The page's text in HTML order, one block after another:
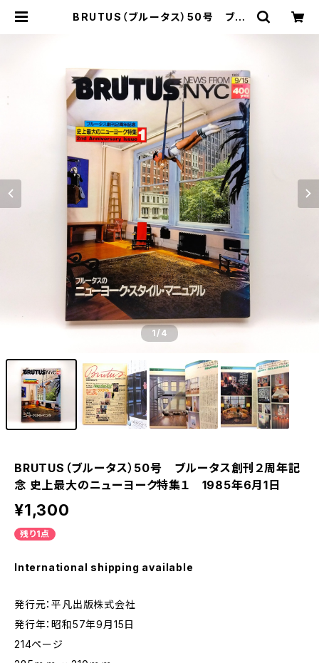
BRUTUS（ブルータス）50号 ブル
1/4
BRUTUS（ブルータス）50号 ブルータス創刊２周年記
念 史上最大のニューヨーク特集１ 1985年6月1日
¥1,300
残り1点
International shipping available
発行元：平凡出版株式会社
発行年：昭和57年9月15日
214ページ